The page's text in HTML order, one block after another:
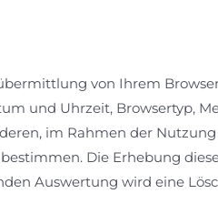
von Ihrem
und Uhrzeit, Browsertyp,
im Rahmen der
Die Erhebung
Auswertung wird eine